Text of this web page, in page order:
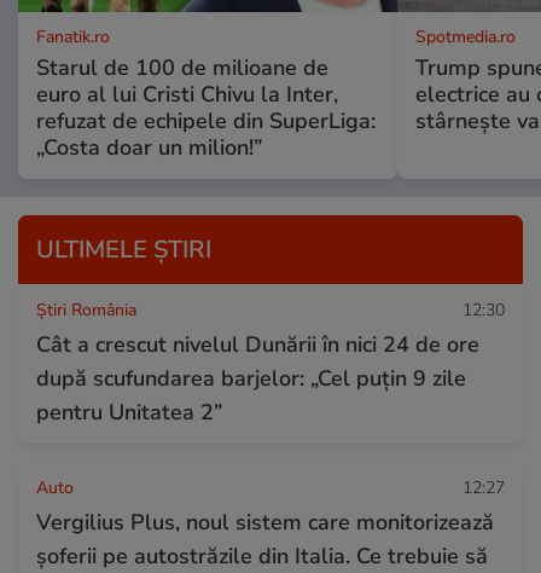
Fanatik.ro
Starul de 100 de milioane de
euro al lui Cristi Chivu la Inter,
refuzat de echipele din SuperLiga:
„Costa doar un milion!”
Spotmedia.ro
Trump
electrice au
stârnește
ULTIMELE ȘTIRI
Știri România 12:30
Cât a crescut nivelul Dunării în nici 24 de ore
după scufundarea barjelor: „Cel puțin 9 zile
pentru Unitatea 2”
Auto 12:27
Vergilius Plus, noul sistem care monitorizează
șoferii pe autostrăzile din Italia. Ce trebuie să